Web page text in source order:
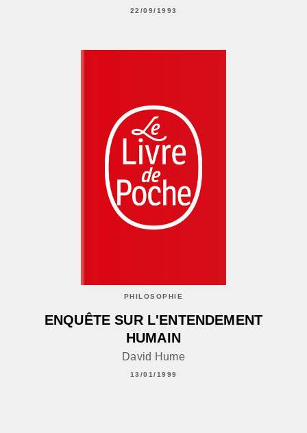
22/09/1993
PHILOSOPHIE
ENQUÊTE SUR L'ENTENDEMENT
HUMAIN
David Hume
13/01/1999